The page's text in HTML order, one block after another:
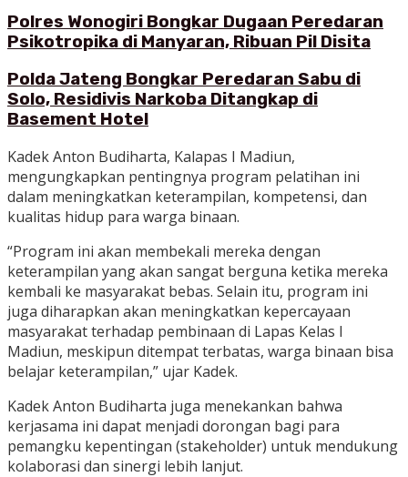
Polres Wonogiri Bongkar Dugaan Peredaran
Psikotropika di Manyaran, Ribuan Pil Disita
Polda Jateng Bongkar Peredaran Sabu di
Solo, Residivis Narkoba Ditangkap di
Basement Hotel
Kadek Anton Budiharta, Kalapas I Madiun,
mengungkapkan pentingnya program pelatihan ini
dalam meningkatkan keterampilan, kompetensi, dan
kualitas hidup para warga binaan.
“Program ini akan membekali mereka dengan
keterampilan yang akan sangat berguna ketika mereka
kembali ke masyarakat bebas. Selain itu, program ini
juga diharapkan akan meningkatkan kepercayaan
masyarakat terhadap pembinaan di Lapas Kelas I
Madiun, meskipun ditempat terbatas, warga binaan bisa
belajar keterampilan,” ujar Kadek.
Kadek Anton Budiharta juga menekankan bahwa
kerjasama ini dapat menjadi dorongan bagi para
pemangku kepentingan (stakeholder) untuk mendukung
kolaborasi dan sinergi lebih lanjut.